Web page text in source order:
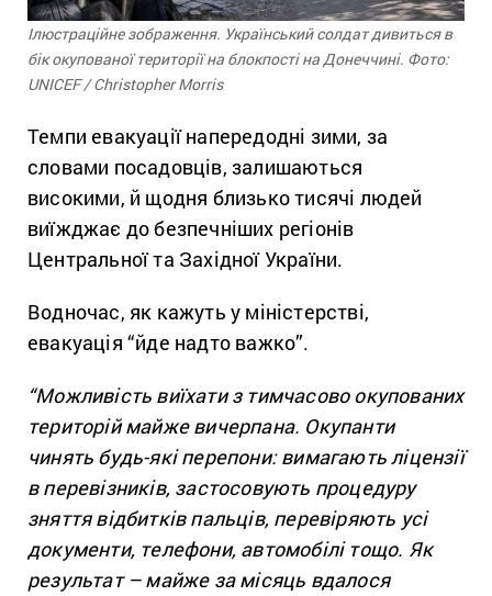
Ілюстраційне зображення. Український солдат дивиться в
бік окупованої території на блокпості на Донеччині. Фото:
UNICEF / Christopher Morris
Темпи евакуації напередодні зими, за
словами посадовців, залишаються
високими, й щодня близько тисячі людей
виїжджає до безпечніших регіонів
Центральної та Західної України.
Водночас, як кажуть у міністерстві,
евакуація “йде надто важко”.
“Можливість виїхати з тимчасово окупованих
територій майже вичерпана. Окупанти
чинять будь-які перепони: вимагають ліцензії
в перевізників, застосовують процедуру
зняття відбитків пальців, перевіряють усі
документи, телефони, автомобілі тощо. Як
результат – майже за місяць вдалося